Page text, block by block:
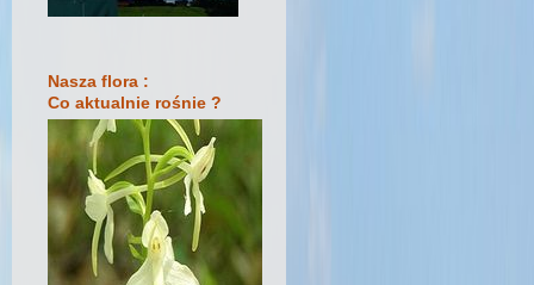
Nasza flora :
Co aktualnie rośnie ?